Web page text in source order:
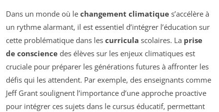
Dans un monde où le changement climatique s’accélère à
un rythme alarmant, il est essentiel d’intégrer l’éducation sur
cette problématique dans les curricula scolaires. La prise
de conscience des élèves sur les enjeux climatiques est
cruciale pour préparer les générations futures à affronter les
défis qui les attendent. Par exemple, des enseignants comme
Jeff Grant soulignent l’importance d’une approche proactive
pour intégrer ces sujets dans le cursus éducatif, permettant